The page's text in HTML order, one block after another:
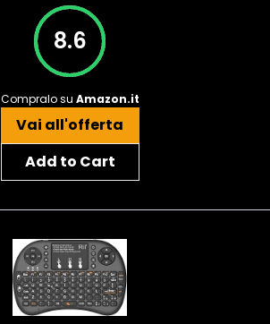
8.6
Compralo su Amazon.it
Vai all'offerta
Add to Cart